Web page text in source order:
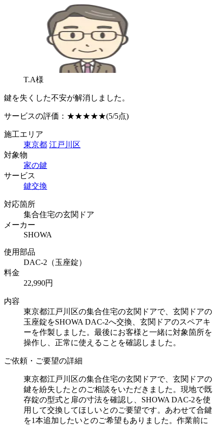
T.A様
鍵を失くした不安が解消しました。
サービスの評価： ★★★★★(5/5点)
施工エリア
東京都 江戸川区
対象物
家の鍵
サービス
鍵交換
対応箇所
集合住宅の玄関ドア
メーカー
SHOWA
使用部品
DAC-2（玉座錠）
料金
22,990円
内容
東京都江戸川区の集合住宅の玄関ドアで、玄関ドアの
玉座錠をSHOWA DAC-2へ交換、玄関ドアのスペアキ
ーを作製しました。最後にお客様と一緒に対象箇所を
操作し、正常に使えることを確認しました。
ご依頼・ご要望の詳細
東京都江戸川区の集合住宅の玄関ドアで、玄関ドアの
鍵を紛失したとのご相談をいただきました。現地で既
存錠の型式と扉の寸法を確認し、SHOWA DAC-2を使
用して交換してほしいとのご要望です。あわせて合鍵
を1本追加したいとのご希望もありました。作業前に